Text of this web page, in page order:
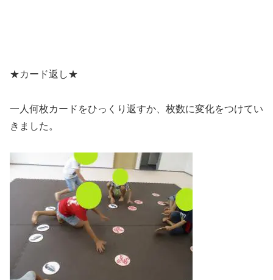
★カード返し★
一人何枚カードをひっくり返すか、枚数に変化をつけてい
きました。